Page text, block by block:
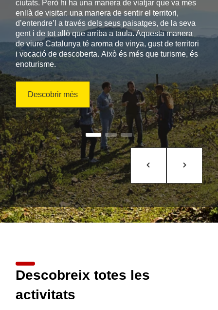
ciutats. Però hi ha una manera de viatjar que va més
enllà de visitar: una manera de sentir el territori,
d’entendre’l a través dels seus paisatges, de la seva
gent i de tot allò que arriba a taula. Aquesta manera
de viure Catalunya té aroma de vinya, gust de territori
i vocació de descoberta. Això és més que turisme, és
enoturisme.
Descobrir més
Descobreix totes les
activitats